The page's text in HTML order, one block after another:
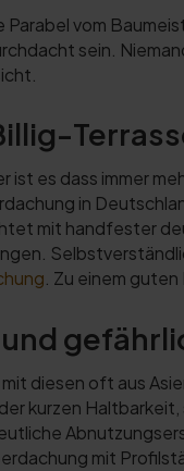
Parabel vom
sein.
ist es dass immer
in
mit handfester
. Zu einem
diesen oft aus
kurzen
mit